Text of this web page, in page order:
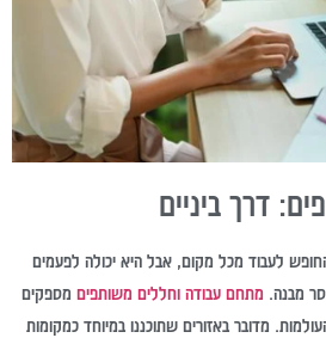
דרך ביניים
לעבוד מכל מקום, אבל היא יכולה לפעמים
מבנה. מתחם עבודה וחללים משותפים מספקים
מדובר באזורים שתוכננו במיוחד כמקומות